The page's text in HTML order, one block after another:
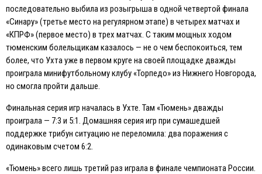
последовательно выбила из розыгрыша в одной четвертой финала
«Синару» (третье место на регулярном этапе) в четырех матчах и
«КПРФ» (первое место) в трех матчах. С таким мощных ходом
тюменским болельщикам казалось — не о чем беспокоиться, тем
более, что Ухта уже в первом круге на своей площадке дважды
проиграла минифутбольному клубу «Торпедо» из Нижнего Новгорода,
но смогла пройти дальше.
Финальная серия игр началась в Ухте. Там «Тюмень» дважды
проиграла — 7:3 и 5:1. Домашняя серия игр при сумашедшей
поддержке трибун ситуацию не переломила: два поражения с
одинаковым счетом 6:2.
«Тюмень» всего лишь третий раз играла в финале чемпионата России.